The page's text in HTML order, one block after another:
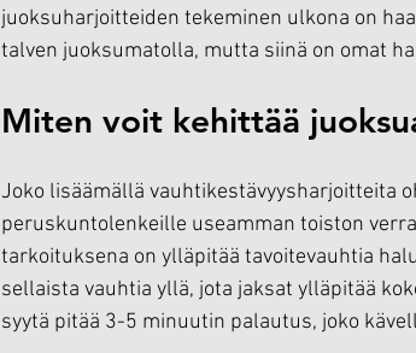
juoksuharjoitteiden tekeminen ulkona on
talven juoksumatolla, mutta siinä on omat
Miten voit kehittää
Joko lisäämällä vauhtikestävyysharjoitteita
peruskuntolenkeille useamman toiston
tarkoituksena on ylläpitää tavoitevauhtia
sellaista vauhtia yllä, jota jaksat ylläpitää
syytä pitää 3-5 minuutin palautus, joko